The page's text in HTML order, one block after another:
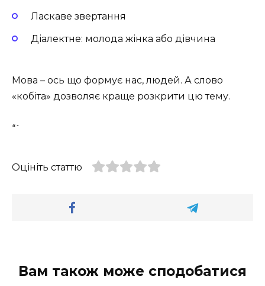
Ласкаве звертання
Діалектне: молода жінка або дівчина
Мова – ось що формує нас, людей. А слово
«кобіта» дозволяє краще розкрити цю тему.
“`
Оцініть статтю
Вам також може сподобатися